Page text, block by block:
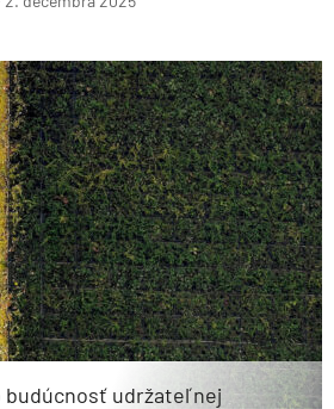
budúcnosť udržateľnej